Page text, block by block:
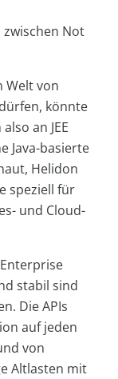
Not
Welt von
könnte
an JEE
Java-basierte
Helidon
speziell für
und Cloud-
stabil sind
Die APIs
auf jeden
von
Altlasten mit